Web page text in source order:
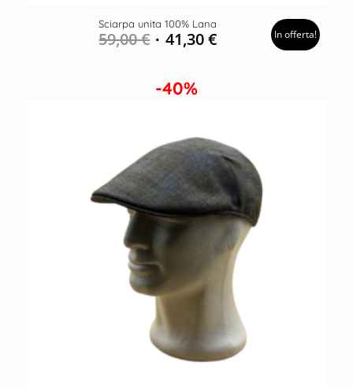
Sciarpa unita 100% Lana
59,00€ 41,30€ In offerta!
-40%